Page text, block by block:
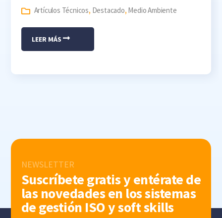
Artículos Técnicos, Destacado, Medio Ambiente
LEER MÁS
NEWSLETTER
Suscríbete gratis y entérate de
las novedades en los sistemas
de gestión ISO y soft skills